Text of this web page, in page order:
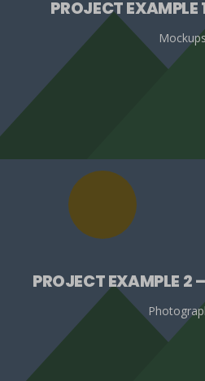
PROJECT EXAMPLE
Mockups
PROJECT EXAMPLE 2